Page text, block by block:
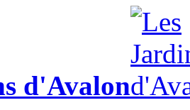
d'Avalon